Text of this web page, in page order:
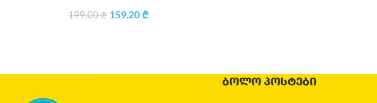
199.00₾ 159.20₾
ᲑᲝᲚᲝ ᲞᲝᲡᲢᲔᲑᲘ